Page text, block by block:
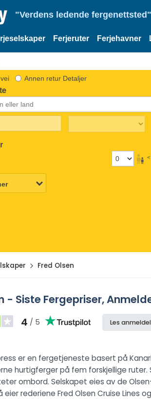
"Verdens ledende
Ferjeruter Ferjehavner
Annen retur Detaljer
<
Fred Olsen
- Siste Fergepriser,
4 / 5 Les
er en fergetjeneste basert på
hurtigferger på fem forskjellige
ombord. Selskapet eies av de
eier rederiene Fred Olsen Cruise Lines